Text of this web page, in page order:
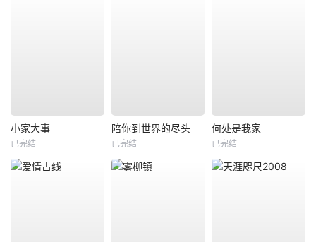
小家大事
已完结
陪你到世界的尽头
已完结
何处是我家
已完结